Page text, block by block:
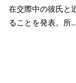
在交際中の彼氏と
ることを発表。所...